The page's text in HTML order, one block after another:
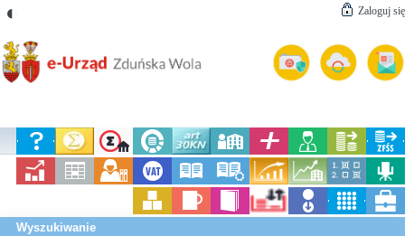
◐ Zaloguj się
Wyszukiwanie